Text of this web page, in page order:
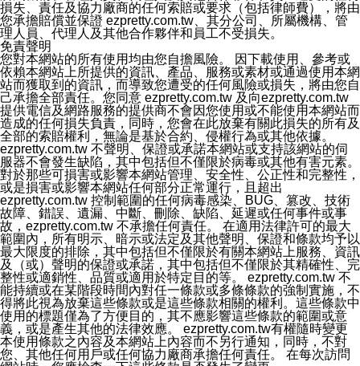
損失、責任及協力廠商的任何索賠或要求（包括律師費），將由
您承擔賠償並保證 ezpretty.com.tw、其分公司、所屬機構、管
理人員、代理人及其他合作夥伴和員工不受損失。
免責聲明
您對本網站的所有使用均由您自擔風險。 因下載使用、參考或
依賴本網站上所提供的資訊、產品、服務或素材或通過使用本網
站而獲取到的資訊，而導致您遭受的任何風險或損失，將由您自
己承擔全部責任。您同意 ezpretty.com.tw 及向ezpretty.com.tw
提供電信及網路服務的提供商不會因您使用或不能使用本網站而
造成的任何損失負責，同時，您會在此放棄有關此損失的所有及
全部的索賠權利，無論是基於合約、侵權行為或其他依據。
ezpretty.com.tw 不聲明、保證或承諾本網站或支持該網站的伺
服器不會發生缺陷，其中包括但不僅限於病毒或其他有害元素。
對於那些可損害或影響本網站管理、安全性、公正性和完整性，
或是損害或影響本網站任何部分正常運行，且超出
ezpretty.com.tw 控制範圍的任何病毒感染、BUG、篡改、技術
故障、錯誤、遺漏、中斷、刪除、缺陷、延遲或任何事件或事
故，ezpretty.com.tw 不承擔任何責任。 在適用法律許可的最大
範圍內，所有明示、暗示或法定及其他聲明、保證和條款均予以
最大限度的排除，其中包括但不僅限於有關本網站上服務、資訊
及（或）聲明的保證或承諾，其中包括但不僅限於其精確性、完
整性或適銷性、品質或適用於特定目的等。 ezpretty.com.tw 不
能持續或在某階段時間內對任一條款或多條條款的強制實施，不
得將此視為放棄這些條款或是這些條款相關的權利。這些條款中
使用的標題僅為了方便目的，其不應影響這些條款的範圍或意
義，或是產生其他的法律效應。 ezpretty.com.tw有權隨時變更
本使用條款之內容及本網站上內容而不另行通知，同時，不對
您、其他任何用戶或任何協力廠商承擔任何責任。 在每次訪問